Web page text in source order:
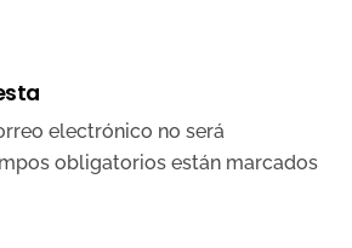
electrónico no será
obligatorios están marcados